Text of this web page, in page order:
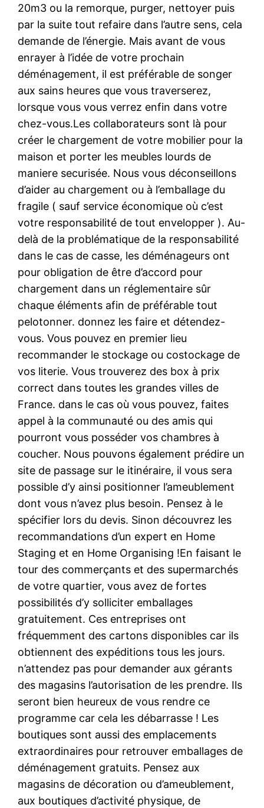
20m3 ou la remorque, purger, nettoyer puis
par la suite tout refaire dans l’autre sens, cela
demande de l’énergie. Mais avant de vous
enrayer à l’idée de votre prochain
déménagement, il est préférable de songer
aux sains heures que vous traverserez,
lorsque vous vous verrez enfin dans votre
chez-vous.Les collaborateurs sont là pour
créer le chargement de votre mobilier pour la
maison et porter les meubles lourds de
maniere securisée. Nous vous déconseillons
d’aider au chargement ou à l’emballage du
fragile ( sauf service économique où c’est
votre responsabilité de tout envelopper ). Au-
delà de la problématique de la responsabilité
dans le cas de casse, les déménageurs ont
pour obligation de être d’accord pour
chargement dans un réglementaire sûr
chaque éléments afin de préférable tout
pelotonner. donnez les faire et détendez-
vous. Vous pouvez en premier lieu
recommander le stockage ou costockage de
vos literie. Vous trouverez des box à prix
correct dans toutes les grandes villes de
France. dans le cas où vous pouvez, faites
appel à la communauté ou des amis qui
pourront vous posséder vos chambres à
coucher. Nous pouvons également prédire un
site de passage sur le itinéraire, il vous sera
possible d’y ainsi positionner l’ameublement
dont vous n’avez plus besoin. Pensez à le
spécifier lors du devis. Sinon découvrez les
recommandations d’un expert en Home
Staging et en Home Organising !En faisant le
tour des commerçants et des supermarchés
de votre quartier, vous avez de fortes
possibilités d’y solliciter emballages
gratuitement. Ces entreprises ont
fréquemment des cartons disponibles car ils
obtiennent des expéditions tous les jours.
n’attendez pas pour demander aux gérants
des magasins l’autorisation de les prendre. Ils
seront bien heureux de vous rendre ce
programme car cela les débarrasse ! Les
boutiques sont aussi des emplacements
extraordinaires pour retrouver emballages de
déménagement gratuits. Pensez aux
magasins de décoration ou d’ameublement,
aux boutiques d’activité physique, de